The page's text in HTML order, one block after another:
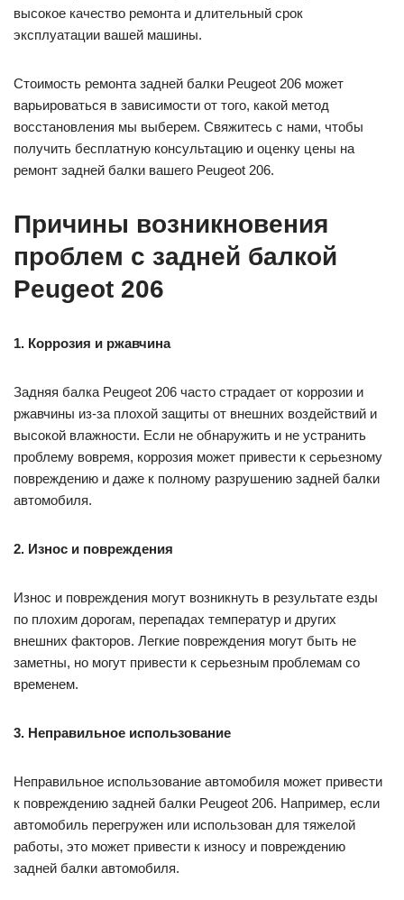
высокое качество ремонта и длительный срок
эксплуатации вашей машины.
Стоимость ремонта задней балки Peugeot 206 может
варьироваться в зависимости от того, какой метод
восстановления мы выберем. Свяжитесь с нами, чтобы
получить бесплатную консультацию и оценку цены на
ремонт задней балки вашего Peugeot 206.
Причины возникновения
проблем с задней балкой
Peugeot 206
1. Коррозия и ржавчина
Задняя балка Peugeot 206 часто страдает от коррозии и
ржавчины из-за плохой защиты от внешних воздействий и
высокой влажности. Если не обнаружить и не устранить
проблему вовремя, коррозия может привести к серьезному
повреждению и даже к полному разрушению задней балки
автомобиля.
2. Износ и повреждения
Износ и повреждения могут возникнуть в результате езды
по плохим дорогам, перепадах температур и других
внешних факторов. Легкие повреждения могут быть не
заметны, но могут привести к серьезным проблемам со
временем.
3. Неправильное использование
Неправильное использование автомобиля может привести
к повреждению задней балки Peugeot 206. Например, если
автомобиль перегружен или использован для тяжелой
работы, это может привести к износу и повреждению
задней балки автомобиля.